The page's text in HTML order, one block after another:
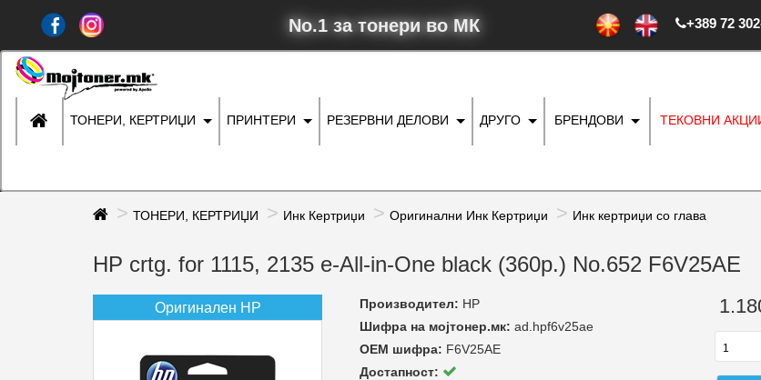
No.1 за тонери во МК +389 72
ТОНЕРИ, КЕРТРИЏИ ПРИНТЕРИ РЕЗЕРВНИ ДЕЛОВИ ДРУГО БРЕНДОВИ ТЕКОВНИ
ТОНЕРИ, КЕРТРИЏИ Инк Кертриџи Оригинални Инк Кертриџи Инк кертриџи со глава
HP crtg. for 1115, 2135 e-All-in-One black (360p.) No.652 F6V25AE
Оригинален HP Производител: HP
Шифра на мојтонер.мк: ad.hpf6v25ae
ОЕМ шифра: F6V25AE
Достапност: